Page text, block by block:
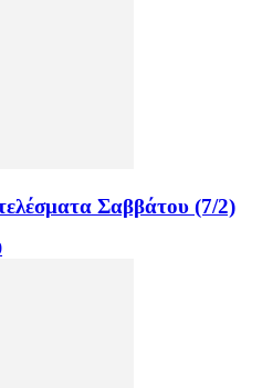
Σαββάτου (7/2)